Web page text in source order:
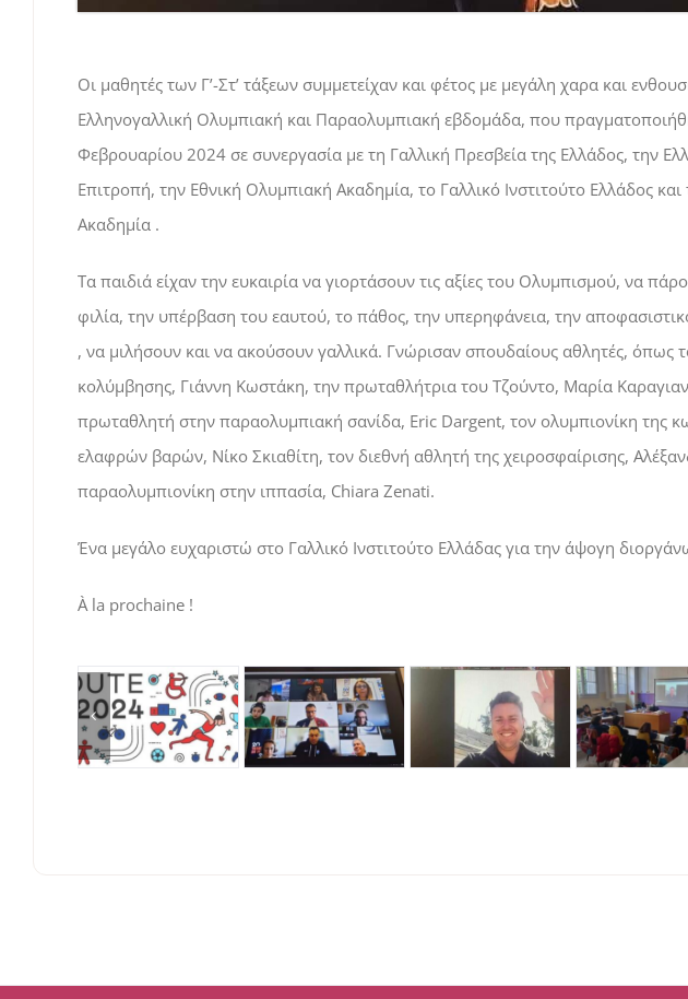
Οι μαθητές των Γ’-Στ’ τάξεων συμμετείχαν και φέτος με μεγάλη χαρα και
Ελληνογαλλική Ολυμπιακή και Παραολυμπιακή εβδομάδα, που
Φεβρουαρίου 2024 σε συνεργασία με τη Γαλλική Πρεσβεία της Ελλάδος, την
Επιτροπή, την Εθνική Ολυμπιακή Ακαδημία, το Γαλλικό Ινστιτούτο Ελλάδος
Ακαδημία .
Τα παιδιά είχαν την ευκαιρία να γιορτάσουν τις αξίες του Ολυμπισμού, να
φιλία, την υπέρβαση του εαυτού, το πάθος, την υπερηφάνεια, την
, να μιλήσουν και να ακούσουν γαλλικά. Γνώρισαν σπουδαίους αθλητές, όπως
κολύμβησης, Γιάννη Κωστάκη, την πρωταθλήτρια του Τζούντο, Μαρία
πρωταθλητή στην παραολυμπιακή σανίδα, Eric Dargent, τον ολυμπιονίκη της
ελαφρών βαρών, Νίκο Σκιαθίτη, τον διεθνή αθλητή της χειροσφαίρισης,
παραολυμπιονίκη στην ιππασία, Chiara Zenati.
Ένα μεγάλο ευχαριστώ στο Γαλλικό Ινστιτούτο Ελλάδας για την άψογη
À la prochaine !